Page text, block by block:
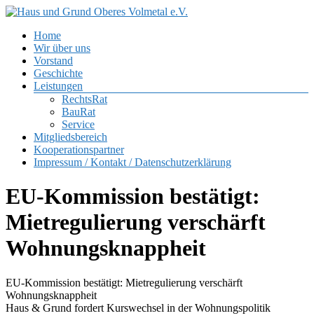
Zum
springen
Haus
und
Grund
Oberes
Volmetal
Menü
Home
Wir über uns
Vorstand
Geschichte
Leistungen
RechtsRat
BauRat
Service
Mitgliedsbereich
Kooperationspartner
Impressum / Kontakt / Datenschutzerklärung
EU-Kommission bestätigt:
Mietregulierung verschärft
Wohnungsknappheit
EU-Kommission bestätigt: Mietregulierung verschärft
Wohnungsknappheit
Haus & Grund fordert Kurswechsel in der Wohnungspolitik